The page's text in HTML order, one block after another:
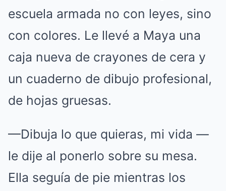
escuela armada no con leyes, sino
con colores. Le llevé a Maya una
caja nueva de crayones de cera y
un cuaderno de dibujo profesional,
de hojas gruesas.
—Dibuja lo que quieras, mi vida —
le dije al ponerlo sobre su mesa.
Ella seguía de pie mientras los